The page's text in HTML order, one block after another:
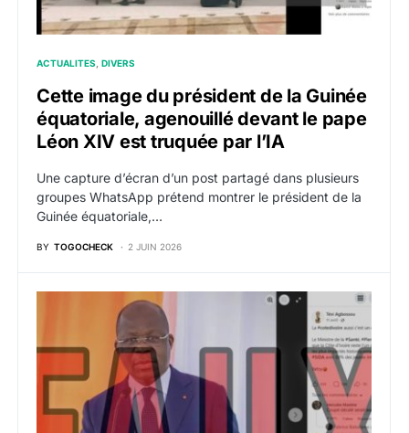
ACTUALITES DIVERS
Cette image du président de la Guinée
équatoriale, agenouillé devant le pape
Léon XIV est truquée par l’IA
Une capture d’écran d’un post partagé dans plusieurs
groupes WhatsApp prétend montrer le président de la
Guinée équatoriale,…
BY TOGOCHECK 2 JUIN 2026